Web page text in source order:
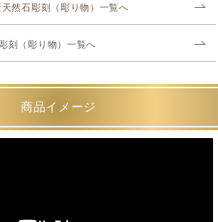
然石彫刻（彫り物）一覧へ
刻（彫り物）一覧へ
商品イメージ